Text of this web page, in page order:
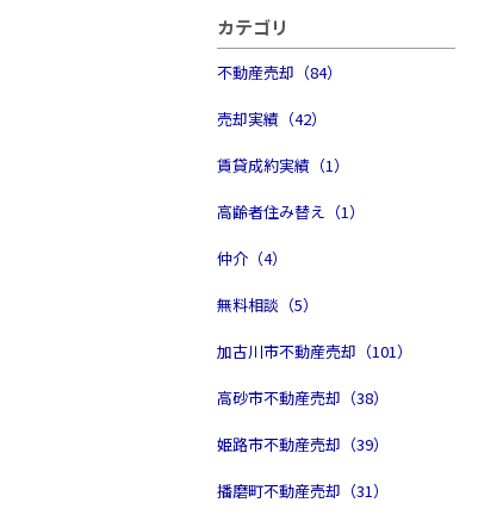
カテゴリ
不動産売却（84）
売却実績（42）
賃貸成約実績（1）
高齢者住み替え（1）
仲介（4）
無料相談（5）
加古川市不動産売却（101）
高砂市不動産売却（38）
姫路市不動産売却（39）
播磨町不動産売却（31）